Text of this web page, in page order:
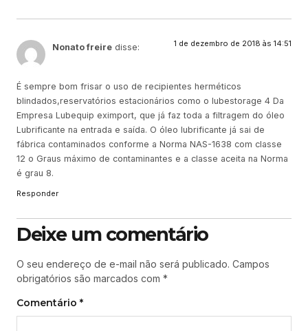
Nonato freire disse: 1 de dezembro de 2018 às 14:51
É sempre bom frisar o uso de recipientes herméticos
blindados,reservatórios estacionários como o lubestorage 4 Da
Empresa Lubequip eximport, que já faz toda a filtragem do óleo
Lubrificante na entrada e saída. O óleo lubrificante já sai de
fábrica contaminados conforme a Norma NAS-1638 com classe
12 o Graus máximo de contaminantes e a classe aceita na Norma
é grau 8.
Responder
Deixe um comentário
O seu endereço de e-mail não será publicado. Campos
obrigatórios são marcados com *
Comentário *